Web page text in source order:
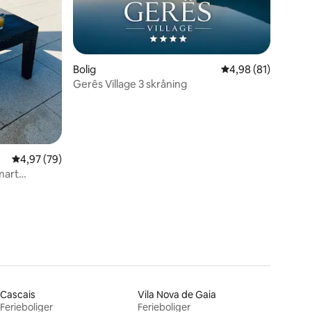
17 omtaler
4,97 ud af 5 i gennemsnitlig bedømmelse, 79 omtaler
4,97 (79)
Bolig 4,98 ud af 5 i
4,98 (81)
Gerês Village 3 skråning
Cascais
Ferieboliger
Vila Nova de Gaia
Ferieboliger